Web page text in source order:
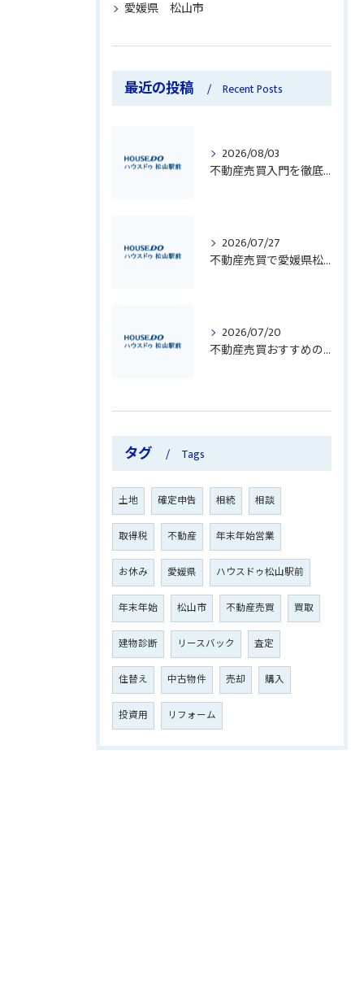
愛媛県 松山市
最近の投稿 Recent Posts
2026/08/03
不動産売買入門を徹底解説初心者が知るべき業界用語とリスク回避のポイント
2026/07/27
不動産売買で愛媛県松山市南宇和郡愛南町のトラブルを未然に防ぐための重要ポイントと実践対策
2026/07/20
不動産売買おすすめの業者選びと高値売却を叶えるポイント徹底解説
タグ Tags
土地 確定申告 相続 相談
取得税 不動産 年末年始営業
お休み 愛媛県 ハウスドゥ松山駅前
年末年始 松山市 不動産売買 買取
建物診断 リースバック 査定
住替え 中古物件 売却 購入
投資用 リフォーム